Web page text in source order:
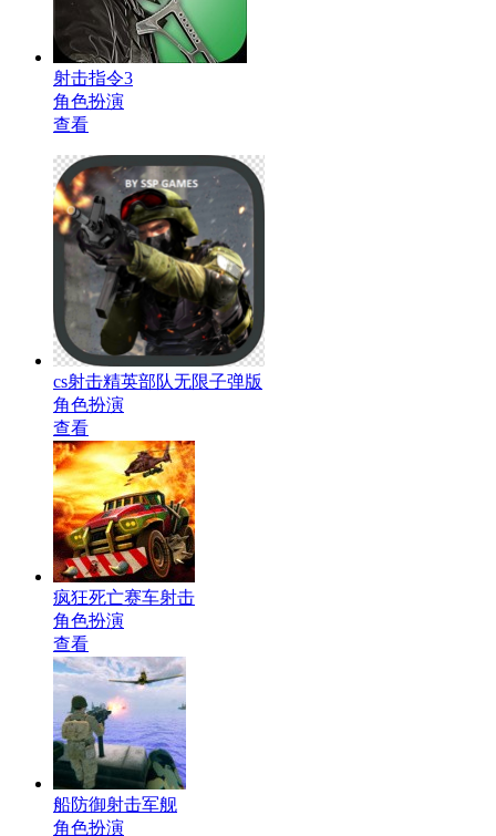
射击指令3
角色扮演
查看
cs射击精英部队无限子弹版
角色扮演
查看
疯狂死亡赛车射击
角色扮演
查看
船防御射击军舰
角色扮演